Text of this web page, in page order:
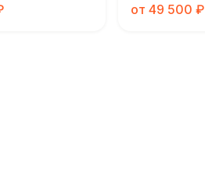
от 49 500 ₽